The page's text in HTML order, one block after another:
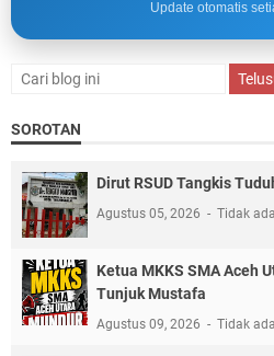
Update otomatis
SOROTAN
Dirut RSUD Tangkis
Agustus 05, 2026 Tidak
Ketua MKKS SMA Aceh
Tunjuk Mustafa
Agustus 09, 2026 Tidak